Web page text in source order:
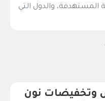
المستهدفة، والدول التي
وتخفيضات نون